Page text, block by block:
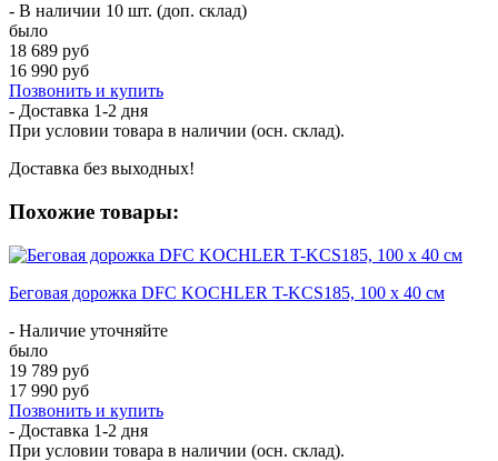
- В наличии 10 шт. (доп. склад)
было
18 689 руб
16 990 руб
Позвонить и купить
- Доставка 1-2 дня
При условии товара в наличии (осн. склад).
Доставка без выходных!
Похожие товары:
Беговая дорожка DFC KOCHLER T-KCS185, 100 х 40 см
- Наличие уточняйте
было
19 789 руб
17 990 руб
Позвонить и купить
- Доставка 1-2 дня
При условии товара в наличии (осн. склад).